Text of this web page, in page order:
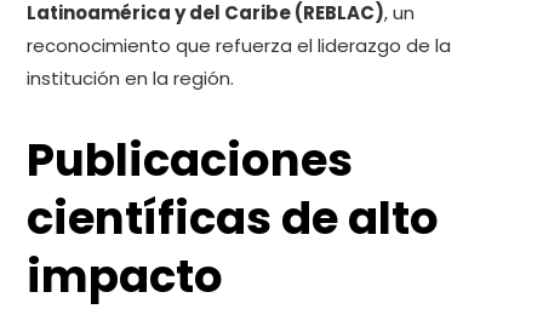
Latinoamérica y del Caribe (REBLAC), un
reconocimiento que refuerza el liderazgo de la
institución en la región.
Publicaciones
científicas de alto
impacto